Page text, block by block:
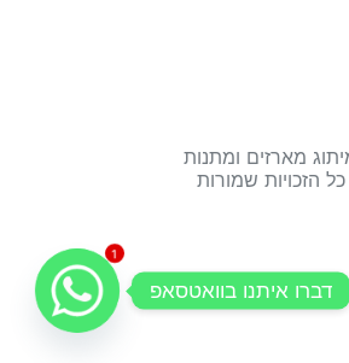
מארזים ומתנות
כל הזכויות שמורות
1
דברו איתנו בוואטסאפ